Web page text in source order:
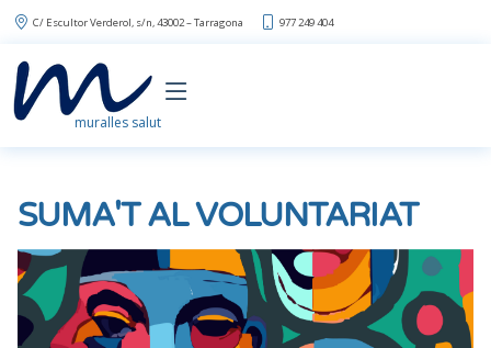
C/ Escultor Verderol, s/n, 43002 – Tarragona 977 249 404
muralles salut
SUMA'T AL VOLUNTARIAT